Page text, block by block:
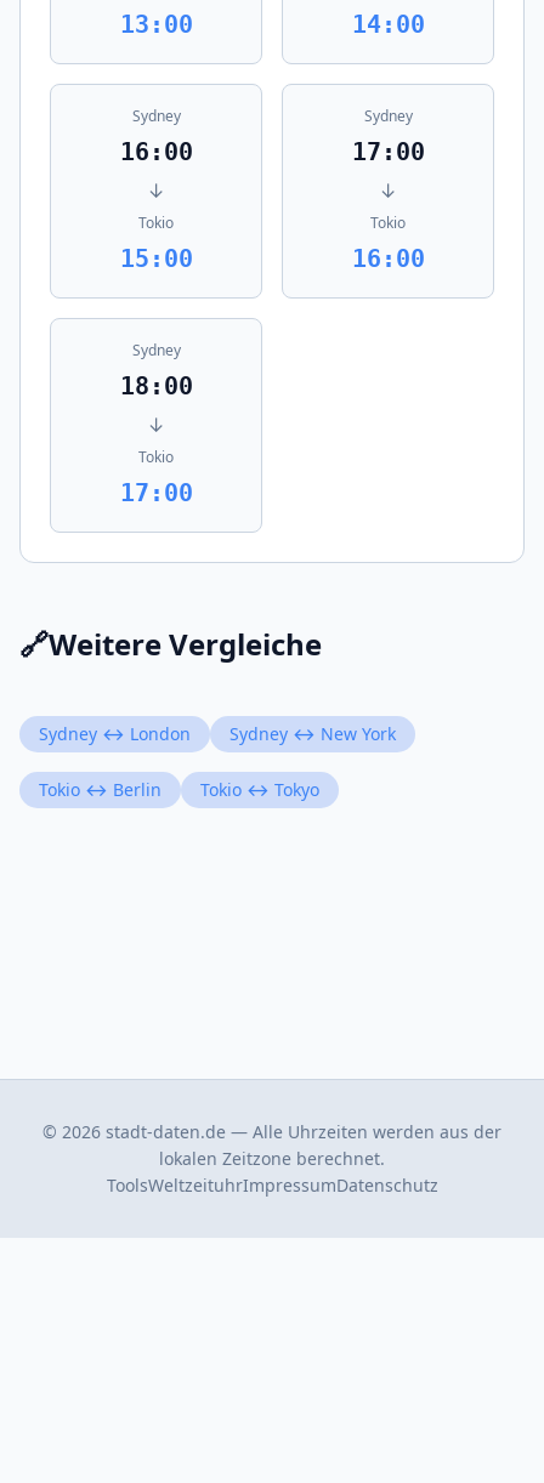
13:00 14:00
Sydney
16:00
↓
Tokio
15:00
Sydney
17:00
↓
Tokio
16:00
Sydney
18:00
↓
Tokio
17:00
🔗Weitere Vergleiche
Sydney ↔ London Sydney ↔ New York
Tokio ↔ Berlin Tokio ↔ Tokyo
© 2026 stadt-daten.de — Alle Uhrzeiten werden aus der
lokalen Zeitzone berechnet.
ToolsWeltzeituhrImpressumDatenschutz